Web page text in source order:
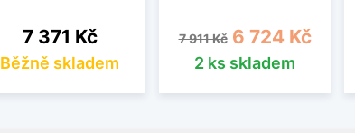
Cena
7 371 Kč
Běžně skladem
Běžná cena
7 911 Kč Cena
6 724 Kč
2 ks skladem